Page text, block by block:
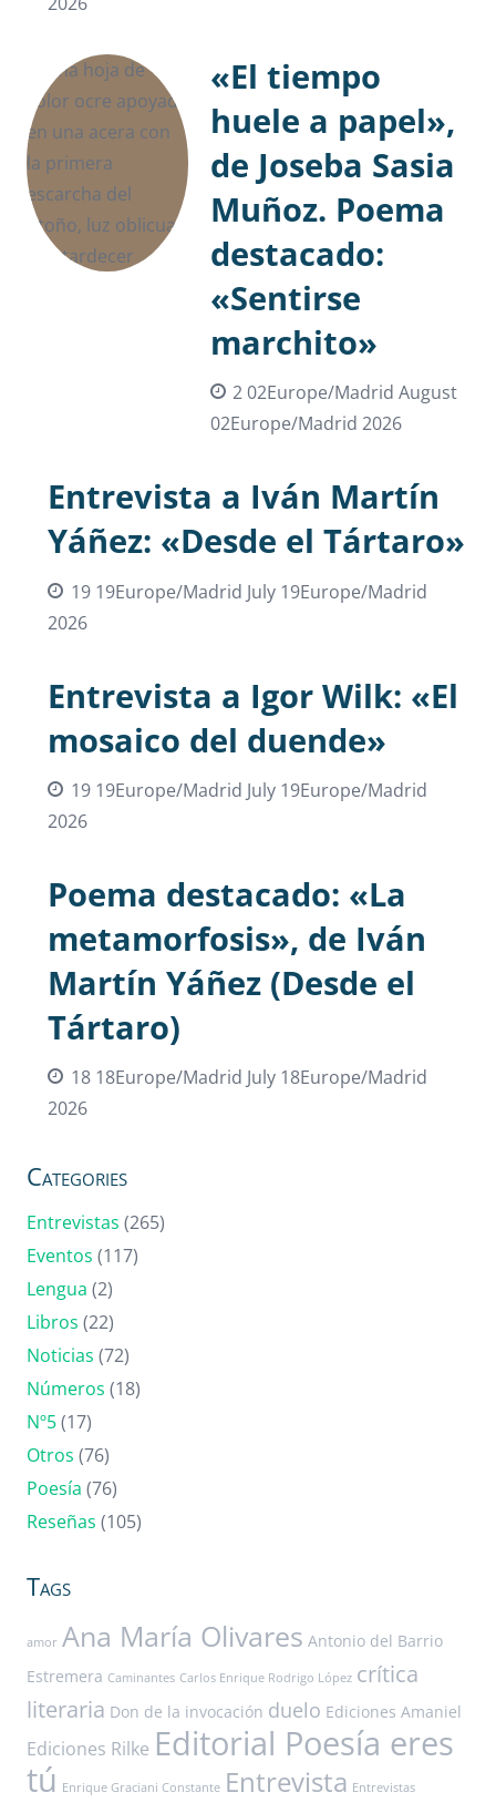
«El tiempo
huele a papel»,
de Joseba Sasia
Muñoz. Poema
destacado:
«Sentirse
marchito»
2 02Europe/Madrid August
02Europe/Madrid 2026
Entrevista a Iván Martín
Yáñez: «Desde el Tártaro»
19 19Europe/Madrid July 19Europe/Madrid
2026
Entrevista a Igor Wilk: «El
mosaico del duende»
19 19Europe/Madrid July 19Europe/Madrid
2026
Poema destacado: «La
metamorfosis», de Iván
Martín Yáñez (Desde el
Tártaro)
18 18Europe/Madrid July 18Europe/Madrid
2026
Categories
Entrevistas (265)
Eventos (117)
Lengua (2)
Libros (22)
Noticias (72)
Números (18)
Nº5(17)
Otros (76)
Poesía (76)
Reseñas (105)
Tags
amor Ana María Olivares Antonio del Barrio
Estremera Caminantes Carlos Enrique Rodrigo López crítica
literaria Don de la invocación duelo Ediciones Amaniel
Ediciones Rilke Editorial Poesía eres
tú Enrique Graciani Constante Entrevista Entrevistas